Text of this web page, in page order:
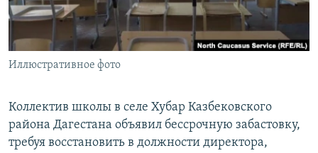
СОЦИАЛЬНЫЕ СЕТИ
Все сайты РСЕ/РС
Иллюстративное фото
Коллектив школы в селе Хубар Казбековского
района Дагестана объявил бессрочную забастовку,
требуя восстановить в должности директора,